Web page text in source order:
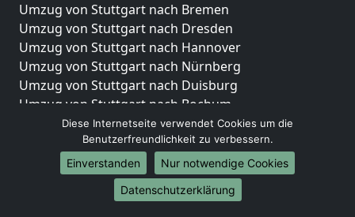
Umzug von Stuttgart nach Bremen
Umzug von Stuttgart nach Dresden
Umzug von Stuttgart nach Hannover
Umzug von Stuttgart nach Nürnberg
Umzug von Stuttgart nach Duisburg
Umzug von Stuttgart nach Bochum
Umzug von Stuttgart nach Wuppertal
Umzug von Stuttgart nach Bielefeld
Umzug von Stuttgart nach Bonn
Umzug von Stuttgart nach Münster
Diese Internetseite verwendet Cookies um die
Benutzerfreundlichkeit zu verbessern.
Einverstanden
Nur notwendige Cookies
Datenschutzerklärung